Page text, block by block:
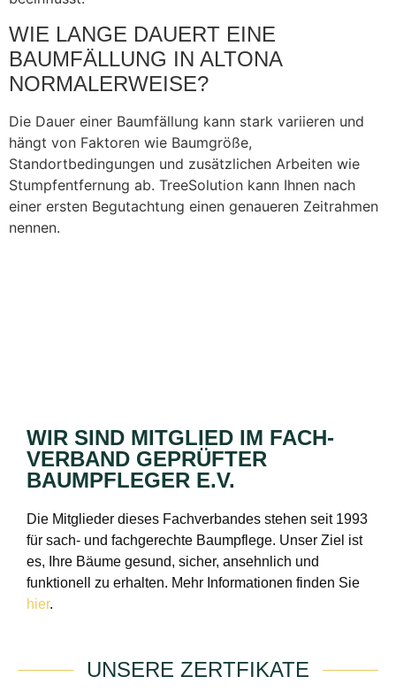
WIE LANGE DAUERT EINE
BAUMFÄLLUNG IN ALTONA
NORMALERWEISE?
Die Dauer einer Baumfällung kann stark variieren und
hängt von Faktoren wie Baumgröße,
Standortbedingungen und zusätzlichen Arbeiten wie
Stumpfentfernung ab. TreeSolution kann Ihnen nach
einer ersten Begutachtung einen genaueren Zeitrahmen
nennen.
WIR SIND MITGLIED IM FACH­
VERBAND GEPRÜFTER
BAUMPFLEGER E.V.
Die Mitglieder dieses Fachverbandes stehen seit 1993
für sach- und fachgerechte Baumpflege. Unser Ziel ist
es, Ihre Bäume gesund, sicher, ansehnlich und
funktionell zu erhalten. Mehr Informationen finden Sie
hier.
UNSERE ZERTFIKATE